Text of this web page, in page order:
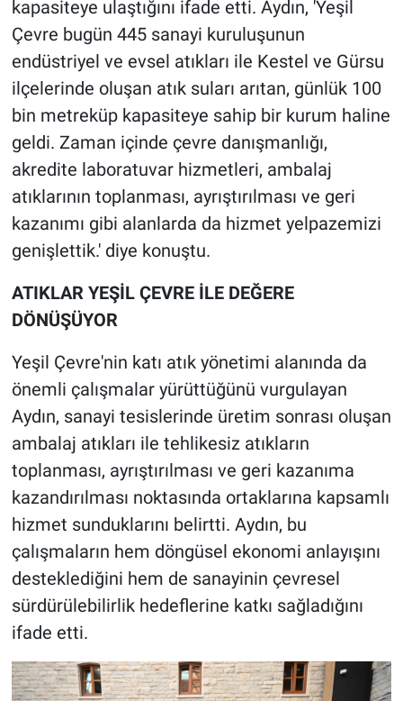
kapasiteye ulaştığını ifade etti. Aydın, 'Yeşil
Çevre bugün 445 sanayi kuruluşunun
endüstriyel ve evsel atıkları ile Kestel ve Gürsu
ilçelerinde oluşan atık suları arıtan, günlük 100
bin metreküp kapasiteye sahip bir kurum haline
geldi. Zaman içinde çevre danışmanlığı,
akredite laboratuvar hizmetleri, ambalaj
atıklarının toplanması, ayrıştırılması ve geri
kazanımı gibi alanlarda da hizmet yelpazemizi
genişlettik.' diye konuştu.
ATIKLAR YEŞİL ÇEVRE İLE DEĞERE
DÖNÜŞÜYOR
Yeşil Çevre'nin katı atık yönetimi alanında da
önemli çalışmalar yürüttüğünü vurgulayan
Aydın, sanayi tesislerinde üretim sonrası oluşan
ambalaj atıkları ile tehlikesiz atıkların
toplanması, ayrıştırılması ve geri kazanıma
kazandırılması noktasında ortaklarına kapsamlı
hizmet sunduklarını belirtti. Aydın, bu
çalışmaların hem döngüsel ekonomi anlayışını
desteklediğini hem de sanayinin çevresel
sürdürülebilirlik hedeflerine katkı sağladığını
ifade etti.